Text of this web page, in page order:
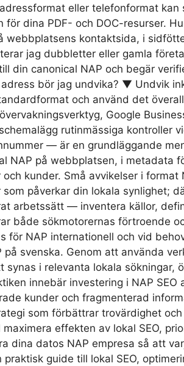
eller telefonformat
för dina PDF- och DOC-resurser.
webbplatsens kontaktsida, i
jag dubbletter eller gamla
din canonical NAP och begär
bör jag undvika? ▼ Undvik
och använd det
Google
rutinmässiga kontroller
— är en grundläggande
NAP på webbplatsen, i metadata
kunder. Små avvikelser i
påverkar din lokala synlighet;
arbetssätt — inventera källor,
både sökmotorernas förtroende
för NAP internationell och vid
på svenska. Genom att använda
synas i relevanta lokala
innebär investering i NAP
kunder och fragmenterad
som förbättrar trovärdighet
effekten av lokal SEO,
dina datos NAP empresa så att
guide till lokal SEO,